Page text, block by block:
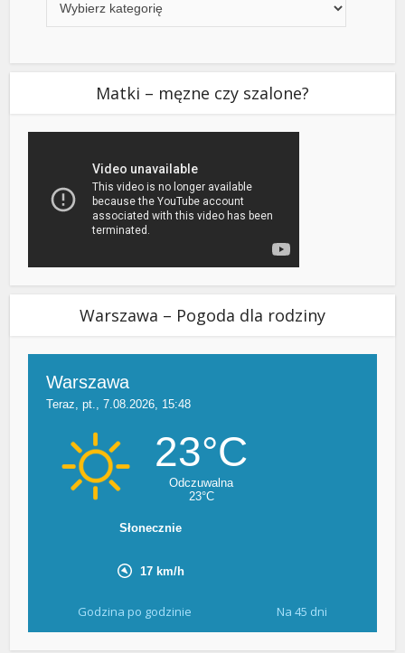
Matki – męzne czy szalone?
Warszawa – Pogoda dla rodziny
Godzina po godzinie Na 45 dni